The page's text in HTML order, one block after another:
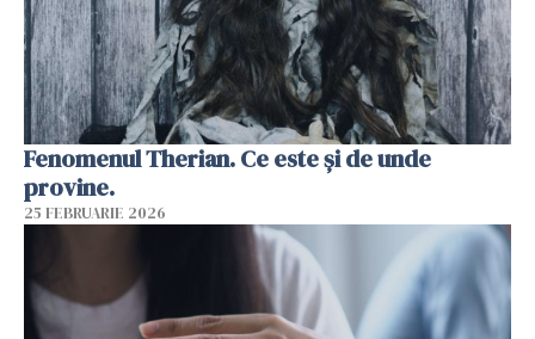
Fenomenul Therian. Ce este și de unde
provine.
25 FEBRUARIE 2026